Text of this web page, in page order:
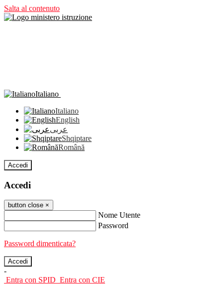
Salta al contenuto
Italiano
Italiano
English
عربى
Shqiptare
Română
Accedi
Accedi
button close ×
Nome Utente
Password
Password dimenticata?
-
Entra con SPID Entra con CIE